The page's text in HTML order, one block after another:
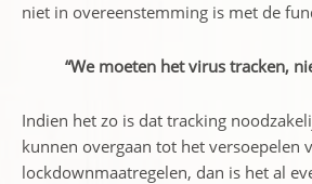
niet in overeenstemming is met de
“We moeten het virus tracken,
Indien het zo is dat tracking
kunnen overgaan tot het versoepelen
lockdownmaatregelen, dan is het al